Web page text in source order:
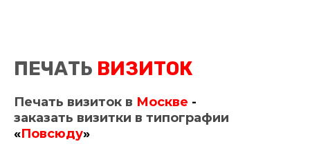
ПЕЧАТЬ ВИЗИТОК
Печать визиток в Москве -
заказать визитки в типографии
«Повсюду»